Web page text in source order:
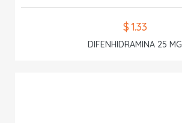
$ 1.33
DIFENHIDRAMINA 25 MG